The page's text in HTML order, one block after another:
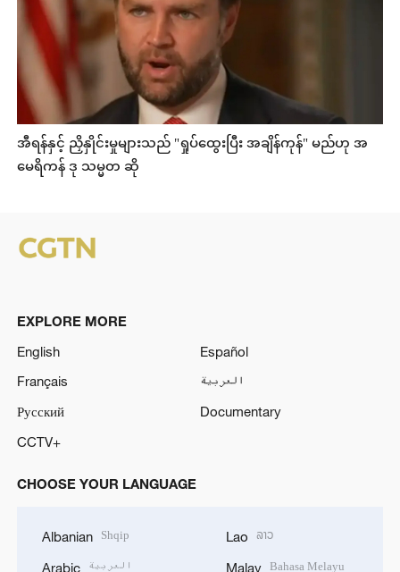
အီရန်နှင့် ညှိနှိုင်းမှုများသည် "ရှုပ်ထွေးပြီး အချိန်ကုန်" မည်ဟု အ
မေရိကန် ဒု သမ္မတ ဆို
EXPLORE MORE
English
Español
Français
العربية
Русский
Documentary
CCTV+
CHOOSE YOUR LANGUAGE
Albanian Shqip
Arabic العربية
Lao ລາວ
Malay Bahasa Melayu